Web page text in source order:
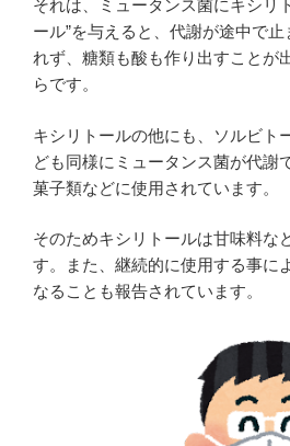
それは、ミュータンス菌にキシリ
ール”を与えると、代謝が途中で
れず、糖類も酸も作り出すことが
らです。
キシリトールの他にも、ソルビト
ども同様にミュータンス菌が代謝
菓子類などに使用されています。
そのためキシリトールは甘味料な
す。また、継続的に使用する事に
なることも報告されています。